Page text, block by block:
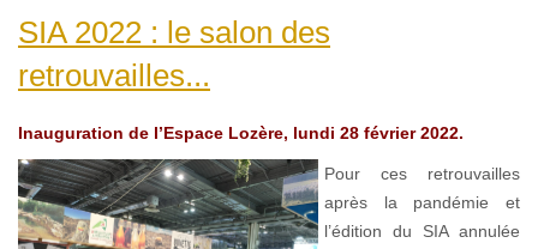
SIA 2022 : le salon des
retrouvailles...
Inauguration de l’Espace Lozère, lundi 28 février 2022.
Pour ces retrouvailles
après la pandémie et
l’édition du SIA annulée